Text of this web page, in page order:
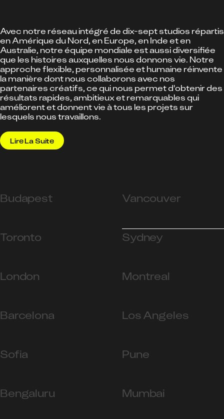
Avec notre réseau intégré de dix-sept studios répartis
en Amérique du Nord, en Europe, en Inde et en
Australie, notre équipe mondiale est aussi diversifiée
que les histoires auxquelles nous donnons vie. Notre
approche flexible, personnalisée et humaine réinvente
la manière dont nous collaborons avec nos
partenaires créatifs, ce qui nous permet d'obtenir des
résultats rapides, ambitieux et remarquables qui
améliorent et donnent vie à tous les projets sur
lesquels nous travaillons.
Lire La Suite
Budapest Vancouver
Toronto Sydney
London Montreal
Barcelona Los Angeles
Sofia Pune
Bengaluru Mumbai